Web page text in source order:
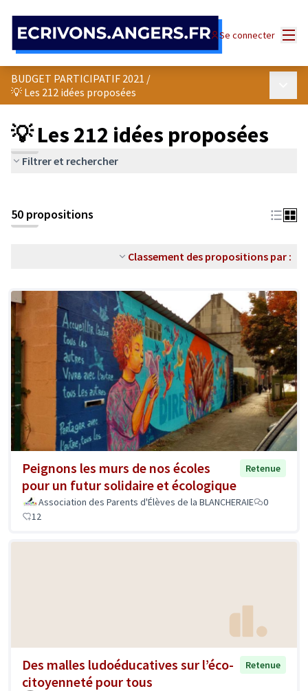
Se connecter
BUDGET PARTICIPATIF 2021 /
💡 Les 212 idées proposées
💡 Les 212 idées proposées
Filtrer et rechercher
50 propositions
Classement des propositions par :
Peignons les murs de nos écoles
pour un futur solidaire et écologique
Retenue
Association des Parents d'Élèves de la BLANCHERAIE
0
12
Des malles ludoéducatives sur l’éco-
citoyenneté pour tous
Retenue